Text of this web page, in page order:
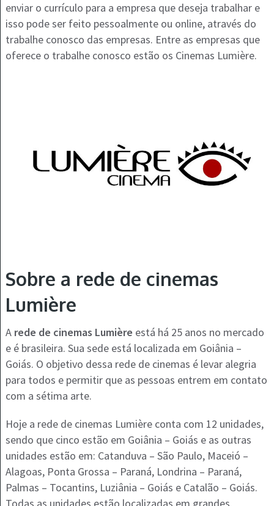
enviar o currículo para a empresa que deseja trabalhar e
isso pode ser feito pessoalmente ou online, através do
trabalhe conosco das empresas. Entre as empresas que
oferece o trabalhe conosco estão os Cinemas Lumière.
Sobre a rede de cinemas
Lumière
A rede de cinemas Lumière está há 25 anos no mercado
e é brasileira. Sua sede está localizada em Goiânia –
Goiás. O objetivo dessa rede de cinemas é levar alegria
para todos e permitir que as pessoas entrem em contato
com a sétima arte.
Hoje a rede de cinemas Lumière conta com 12 unidades,
sendo que cinco estão em Goiânia – Goiás e as outras
unidades estão em: Catanduva – São Paulo, Maceió –
Alagoas, Ponta Grossa – Paraná, Londrina – Paraná,
Palmas – Tocantins, Luziânia – Goiás e Catalão – Goiás.